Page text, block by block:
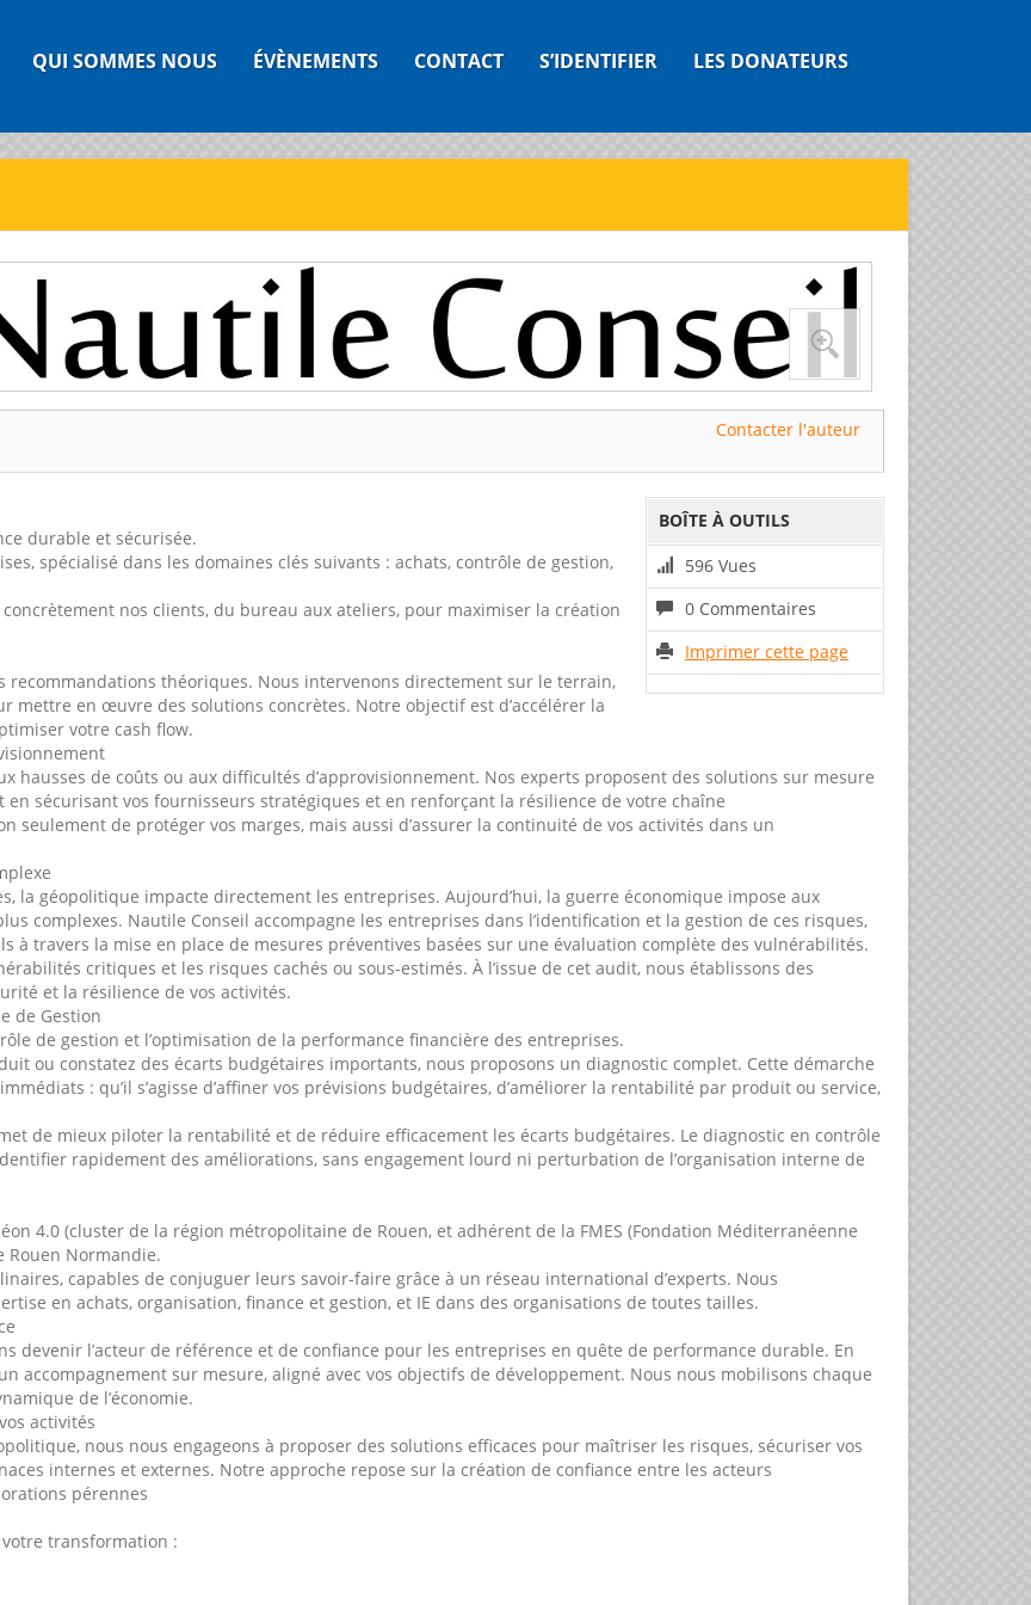
QUI SOMMES NOUS ÉVÈNEMENTS CONTACT S’IDENTIFIER LES DONATEURS
Contacter l'auteur
BOÎTE À OUTILS
596 Vues
0 Commentaires
Imprimer cette page
durable et sécurisée.
spécialisé dans les domaines clés suivants : achats, contrôle de gestion,
nos clients, du bureau aux ateliers, pour maximiser la création
recommandations théoriques. Nous intervenons directement sur le terrain,
mettre en œuvre des solutions concrètes. Notre objectif est d’accélérer la
votre cash flow.
hausses de coûts ou aux difficultés d’approvisionnement. Nos experts proposent des solutions sur mesure
sécurisant vos fournisseurs stratégiques et en renforçant la résilience de votre chaîne
seulement de protéger vos marges, mais aussi d’assurer la continuité de vos activités dans un
la géopolitique impacte directement les entreprises. Aujourd’hui, la guerre économique impose aux
complexes. Nautile Conseil accompagne les entreprises dans l’identification et la gestion de ces risques,
à travers la mise en place de mesures préventives basées sur une évaluation complète des vulnérabilités.
critiques et les risques cachés ou sous-estimés. À l’issue de cet audit, nous établissons des
et la résilience de vos activités.
de Gestion
de gestion et l’optimisation de la performance financière des entreprises.
ou constatez des écarts budgétaires importants, nous proposons un diagnostic complet. Cette démarche
: qu’il s’agisse d’affiner vos prévisions budgétaires, d’améliorer la rentabilité par produit ou service,
de mieux piloter la rentabilité et de réduire efficacement les écarts budgétaires. Le diagnostic en contrôle
rapidement des améliorations, sans engagement lourd ni perturbation de l’organisation interne de
4.0 (cluster de la région métropolitaine de Rouen, et adhérent de la FMES (Fondation Méditerranéenne
Rouen Normandie.
capables de conjuguer leurs savoir-faire grâce à un réseau international d’experts. Nous
en achats, organisation, finance et gestion, et IE dans des organisations de toutes tailles.
devenir l’acteur de référence et de confiance pour les entreprises en quête de performance durable. En
accompagnement sur mesure, aligné avec vos objectifs de développement. Nous nous mobilisons chaque
de l’économie.
activités
nous nous engageons à proposer des solutions efficaces pour maîtriser les risques, sécuriser vos
internes et externes. Notre approche repose sur la création de confiance entre les acteurs
pérennes
transformation :